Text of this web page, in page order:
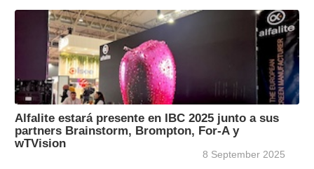
Alfalite estará presente en IBC 2025 junto a sus
partners Brainstorm, Brompton, For-A y
wTVision
8 September 2025